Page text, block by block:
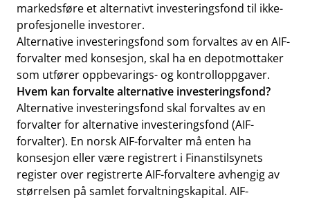
markedsføre et alternativt investeringsfond til ikke-
profesjonelle investorer.
Alternative investeringsfond som forvaltes av en AIF-
forvalter med konsesjon, skal ha en depotmottaker
som utfører oppbevarings- og kontrolloppgaver.
Hvem kan forvalte alternative investeringsfond?
Alternative investeringsfond skal forvaltes av en
forvalter for alternative investeringsfond (AIF-
forvalter). En norsk AIF-forvalter må enten ha
konsesjon eller være registrert i Finanstilsynets
register over registrerte AIF-forvaltere avhengig av
størrelsen på samlet forvaltningskapital. AIF-